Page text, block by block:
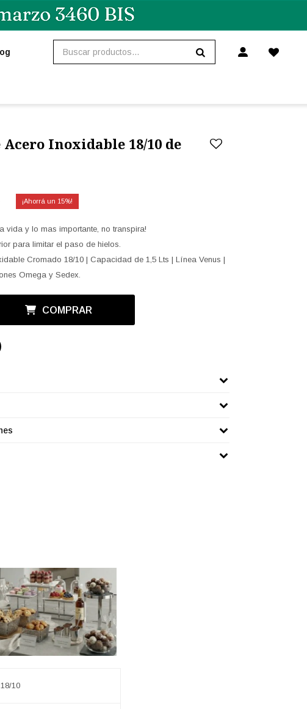
Inoxidable 18/10 de
15
vida y lo mas importante, no transpira!
para limitar el paso de hielos.
Cromado 18/10 | Capacidad de 1,5 Lts | Línea Venus |
Omega y Sedex.
COMPRAR
10